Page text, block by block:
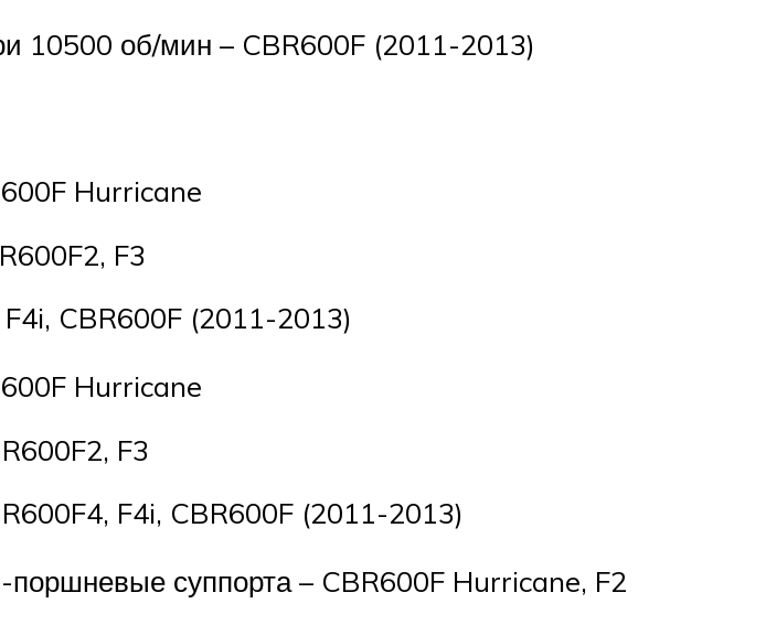
10500 об/мин – CBR600F (2011-2013)
Hurricane
F3
CBR600F (2011-2013)
Hurricane
F3
F4i, CBR600F (2011-2013)
суппорта – CBR600F Hurricane, F2